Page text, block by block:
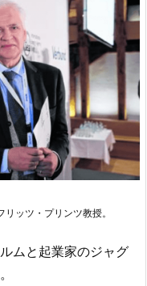
ッツ・プリンツ教授。
ムと起業家のジャグ